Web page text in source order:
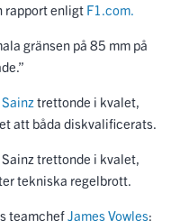
rapport enligt F1.com.
gränsen på 85 mm på
trettonde i kvalet,
att båda diskvalificerats.
trettonde i kvalet,
tekniska regelbrott.
teamchefJames Vowles: